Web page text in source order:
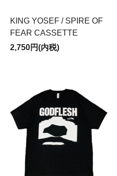
KING YOSEF / SPIRE OF
FEAR CASSETTE
2,750円(内税)